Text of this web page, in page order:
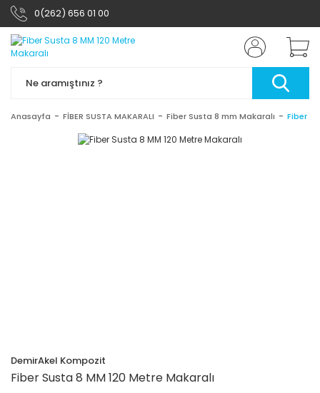
0(262) 656 01 00
Anasayfa FİBER SUSTA MAKARALI Fiber Susta 8 mm Makaralı Fiber
DemirAkel Kompozit
Fiber Susta 8 MM 120 Metre Makaralı